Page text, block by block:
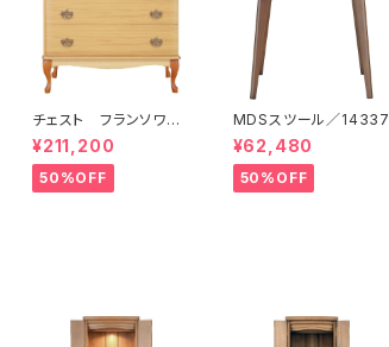
チェスト フランソワ ﾀ
ﾓ・ｸﾘｱ／15722
¥211,200
50%OFF
MDSスツール／14337
¥62,480
50%OFF